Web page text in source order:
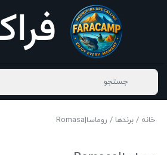
خانه / برندها / روماسا|Romasa